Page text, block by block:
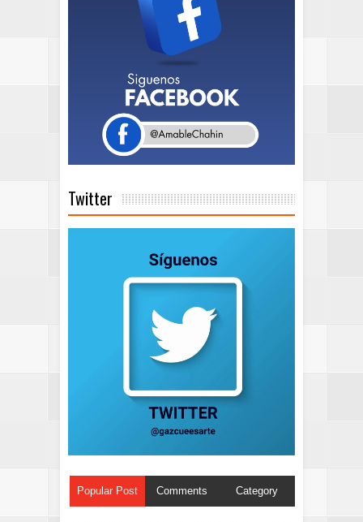
Twitter
Popular Post Comments Category